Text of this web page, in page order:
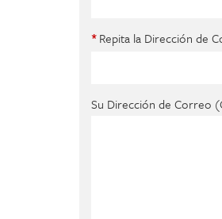
* Repita la Dirección de
Su Dirección de Correo